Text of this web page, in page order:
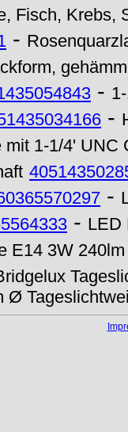
Fisch, Krebs,
-
-
-
1-1/4' UNC
-
- LED
E14 3W
Ø